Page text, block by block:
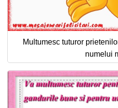
Multumesc tuturor
numelui